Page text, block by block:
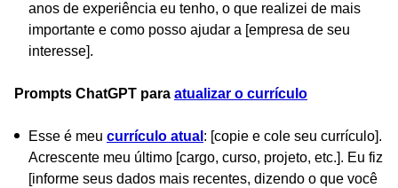
anos de experiência eu tenho, o que realizei de mais
importante e como posso ajudar a [empresa de seu
interesse].
Prompts ChatGPT para atualizar o currículo
Esse é meu currículo atual : [copie e cole seu currículo].
Acrescente meu último [cargo, curso, projeto, etc.]. Eu fiz
[informe seus dados mais recentes, dizendo o que você